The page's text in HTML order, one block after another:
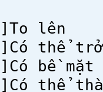
lên
trở
mặt
thành